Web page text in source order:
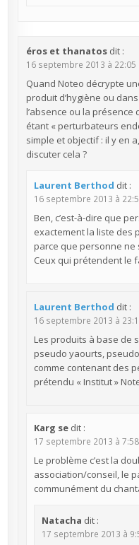
éros et thanatos dit :
16 septembre 2013 à 22:05
Quand Noteo décrypte
produit d’hygiène ou
l’absence ou la
étant « perturbateurs
simple et objectif : il y en
discuter cela ?
Laurent Berthod dit :
16 septembre 2013 à
Ben, c’est-à-dire que
exactement la liste des
parce que personne ne
Ceux qui prétendent le
Laurent Berthod dit :
16 septembre 2013 à
Les produits à base de
pseudo yaourts,
comme contenant des
prétendu « Institut »
Karg se dit :
17 septembre 2013 à 7:58
Le problème c’est la
association/conseil, le
communément du
Natacha dit :
17 septembre 2013 à